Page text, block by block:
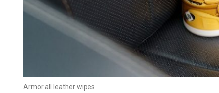
Armor all leather wipes